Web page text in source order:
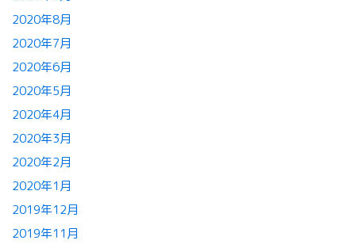
2020年8月
2020年7月
2020年6月
2020年5月
2020年4月
2020年3月
2020年2月
2020年1月
2019年12月
2019年11月